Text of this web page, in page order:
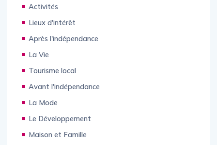
Activités
Lieux d'intérêt
Après l'indépendance
La Vie
Tourisme local
Avant l'indépendance
La Mode
Le Développement
Maison et Famille